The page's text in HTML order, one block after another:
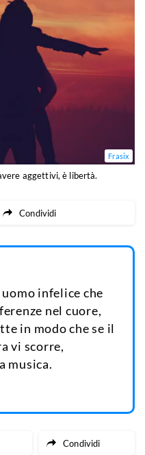
Frasix
aggettivi, è libertà.
Condividi
uomo infelice che
nel cuore,
in modo che se il
vi scorre,
musica.
Condividi